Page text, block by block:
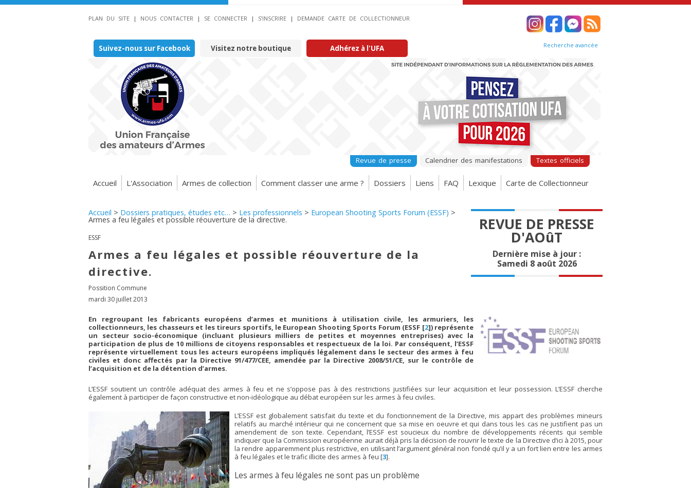
PLAN DU SITE | NOUS CONTACTER | SE CONNECTER | S’INSCRIRE | DEMANDE CARTE DE COLLECTIONNEUR
Suivez-nous sur Facebook Visitez notre boutique Adhérez à l'UFA Recherche avancée
Revue de presse Calendrier des manifestations Textes officiels
Accueil L'Association Armes de collection Comment classer une arme ? Dossiers Liens FAQ Lexique Carte de Collectionneur
REVUE DE PRESSE
D'AOûT
Dernière mise à jour :
Samedi 8 août 2026
Accueil > Dossiers pratiques, études etc… > Les professionnels > European Shooting Sports Forum (ESSF) >
Armes a feu légales et possible réouverture de la directive.
ESSF
Armes a feu légales et possible réouverture de la
directive.
Possition Commune
mardi 30 juillet 2013
En regroupant les fabricants européens d’armes et munitions à utilisation civile, les armuriers, les
collectionneurs, les chasseurs et les tireurs sportifs, le European Shooting Sports Forum (ESSF [2]) représente
un secteur socio-économique (incluant plusieurs milliers de petites et moyennes entreprises) avec la
participation de plus de 10 millions de citoyens responsables et respectueux de la loi. Par conséquent, l’ESSF
représente virtuellement tous les acteurs européens impliqués légalement dans le secteur des armes à feu
civiles et donc affectés par la Directive 91/477/CEE, amendée par la Directive 2008/51/CE, sur le contrôle de
l’acquisition et de la détention d’armes.
L’ESSF soutient un contrôle adéquat des armes à feu et ne s’oppose pas à des restrictions justifiées sur leur acquisition et leur possession. L’ESSF cherche
également à participer de façon constructive et non-idéologique au débat européen sur les armes à feu civiles.
L’ESSF est globalement satisfait du texte et du fonctionnement de la Directive, mis appart des problèmes mineurs
relatifs au marché intérieur qui ne concernent que sa mise en oeuvre et qui dans tous les cas ne justifient pas un
amendement de son texte. Cependant, l’ESSF est soucieux du nombre de développements récents qui semble
indiquer que la Commission européenne aurait déjà pris la décision de rouvrir le texte de la Directive d‘ici à 2015, pour
la rendre apparemment plus restrictive, en utilisant l’argument général non fondé qu’il y a un fort lien entre les armes
à feu légales et le trafic illicite des armes à feu [3].
Les armes à feu légales ne sont pas un problème